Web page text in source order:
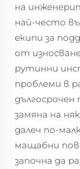
на
най-често
екипи за
от
рутинни
проблеми в
замяна на
далеч по-
мащабни
започна да